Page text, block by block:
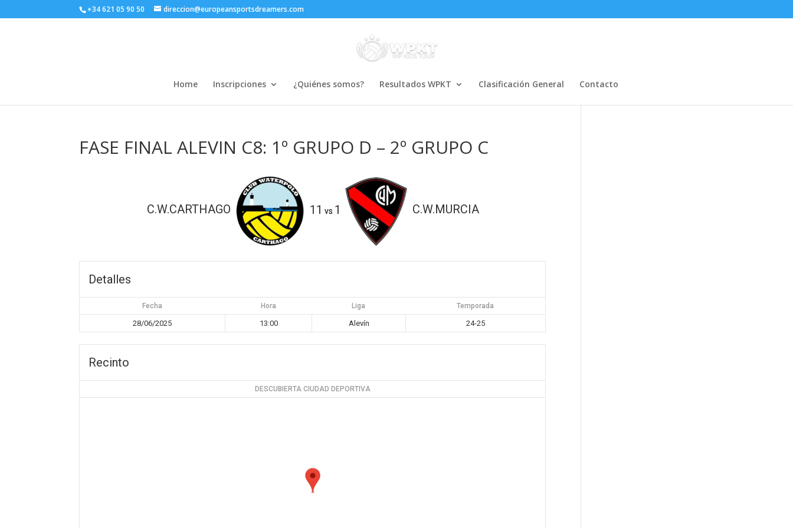
+34 621 05 90 50 direccion@europeansportsdreamers.com
Home Inscripciones ¿Quiénes somos? Resultados WPKT Clasificación General Contacto
FASE FINAL ALEVIN C8: 1º GRUPO D – 2º GRUPO C
C.W.CARTHAGO 11 vs 1 C.W.MURCIA
Detalles
Fecha Hora Liga Temporada
28/06/2025 13:00 Alevín 24-25
Recinto
DESCUBIERTA CIUDAD DEPORTIVA